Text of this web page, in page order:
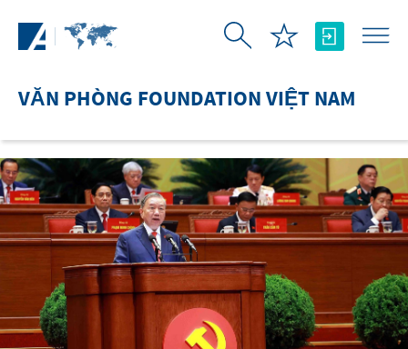
VĂN PHÒNG FOUNDATION VIỆT NAM